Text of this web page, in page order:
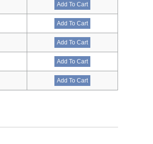
Add To Cart
Add To Cart
Add To Cart
Add To Cart
Add To Cart